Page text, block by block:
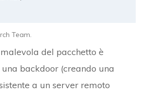
Team.
del pacchetto è
backdoor (creando una
a un server remoto